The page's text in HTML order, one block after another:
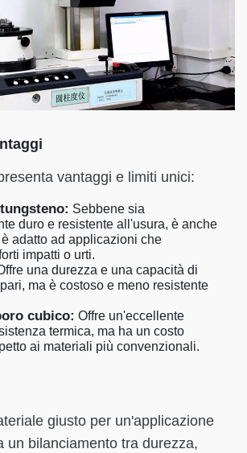
vantaggi e limiti unici:
Sebbene sia
duro e resistente all'usura, è anche
adatto ad applicazioni che
impatti o urti.
una durezza e una capacità di
ma è costoso e meno resistente
cubico: Offre un'eccellente
termica, ma ha un costo
ai materiali più convenzionali.
giusto per un'applicazione
un bilanciamento tra durezza,